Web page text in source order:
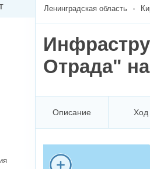
Ленинградская область
Отрада"
Описание Ход